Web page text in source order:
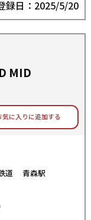
録日：2025/5/20
MID
気に入りに追加する
道 青森駅